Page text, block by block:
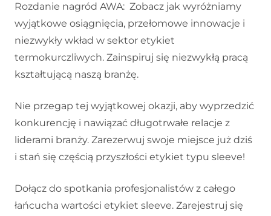
Rozdanie nagród AWA: Zobacz jak wyróżniamy
wyjątkowe osiągnięcia, przełomowe innowacje i
niezwykły wkład w sektor etykiet
termokurczliwych. Zainspiruj się niezwykłą pracą
kształtującą naszą branżę.
Nie przegap tej wyjątkowej okazji, aby wyprzedzić
konkurencję i nawiązać długotrwałe relacje z
liderami branży. Zarezerwuj swoje miejsce już dziś
i stań się częścią przyszłości etykiet typu sleeve!
Dołącz do spotkania profesjonalistów z całego
łańcucha wartości etykiet sleeve. Zarejestruj się